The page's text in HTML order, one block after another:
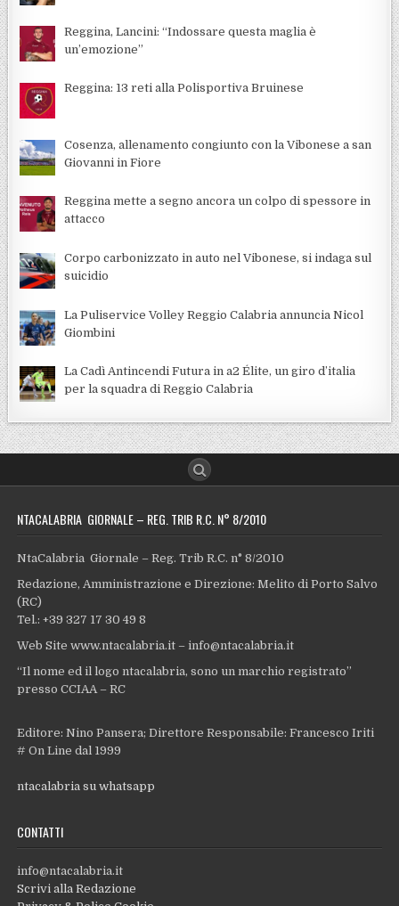
Reggina, Lancini: “Indossare questa maglia è
un’emozione”
Reggina: 13 reti alla Polisportiva Bruinese
Cosenza, allenamento congiunto con la Vibonese a san
Giovanni in Fiore
Reggina mette a segno ancora un colpo di spessore in
attacco
Corpo carbonizzato in auto nel Vibonese, si indaga sul
suicidio
La Puliservice Volley Reggio Calabria annuncia Nicol
Giombini
La Cadì Antincendi Futura in a2 Élite, un giro d’italia
per la squadra di Reggio Calabria
NTACALABRIA GIORNALE – REG. TRIB R.C. N° 8/2010
NtaCalabria Giornale – Reg. Trib R.C. n° 8/2010
Redazione, Amministrazione e Direzione: Melito di Porto Salvo
(RC)
Tel.: +39 327 17 30 49 8
Web Site www.ntacalabria.it – info@ntacalabria.it
“Il nome ed il logo ntacalabria, sono un marchio registrato”
presso CCIAA – RC
Editore: Nino Pansera; Direttore Responsabile: Francesco Iriti
# On Line dal 1999
ntacalabria su whatsapp
CONTATTI
info@ntacalabria.it
Scrivi alla Redazione